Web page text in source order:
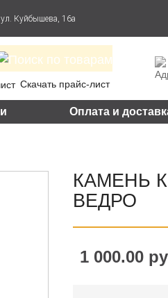
Куйбышева, 16а
Скачать прайс-лист
Оплата и
КАМЕНЬ
ВЕДРО
1 000.00